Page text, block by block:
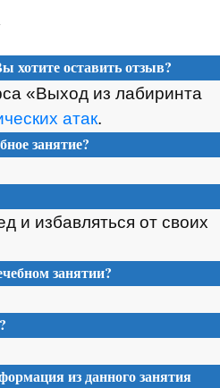
хотите оставить отзыв?
«Выход из лабиринта
атак.
занятие?
и избавляться от своих
занятии?
из данного занятия